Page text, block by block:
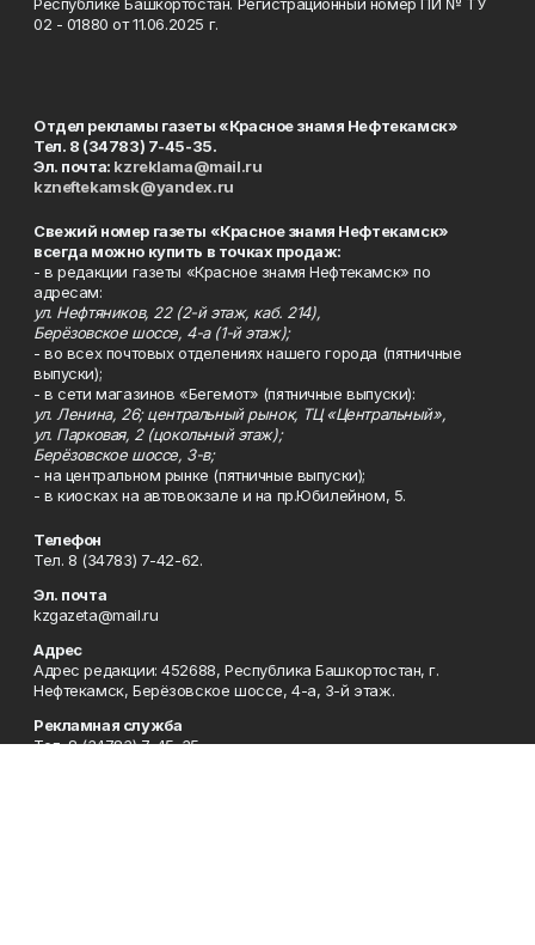
02 - 01880 от 11.06.2025 г.
Отдел рекламы газеты «Красное знамя Нефтекамск»
Тел. 8 (34783) 7-45-35.
Эл. почта: kzreklama@mail.ru
kzneftekamsk@yandex.ru
Свежий номер газеты «Красное знамя Нефтекамск»
всегда можно купить в точках продаж:
- в редакции газеты «Красное знамя Нефтекамск» по
адресам:
ул. Нефтяников, 22 (2-й этаж, каб. 214),
Берёзовское шоссе, 4-а (1-й этаж);
- во всех почтовых отделениях нашего города (пятничные
выпуски);
- в сети магазинов «Бегемот» (пятничные выпуски):
ул. Ленина, 26; центральный рынок, ТЦ «Центральный»,
ул. Парковая, 2 (цокольный этаж);
Берёзовское шоссе, 3-в;
- на центральном рынке (пятничные выпуски);
- в киосках на автовокзале и на пр.Юбилейном, 5.
Телефон
Тел. 8 (34783) 7-42-62.
Эл. почта
kzgazeta@mail.ru
Адрес
Адрес редакции: 452688, Республика Башкортостан, г.
Нефтекамск, Берёзовское шоссе, 4-а, 3-й этаж.
Рекламная служба
Тел. 8 (34783) 7-45-35.